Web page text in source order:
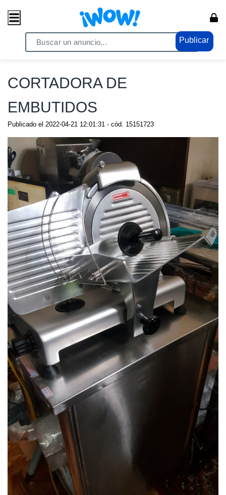
Publicar
/ Comercio / Anuncios
CORTADORA DE
EMBUTIDOS
Publicado el 2022-04-21 12:01:31 - cód. 15151723